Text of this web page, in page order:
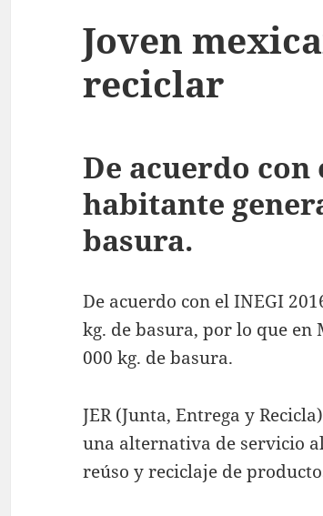
Joven
reciclar
De acuerdo con
habitante
basura.
De acuerdo con el INEGI
kg. de basura, por lo que en
000 kg. de basura.
JER (Junta, Entrega y
una alternativa de servicio
reúso y reciclaje de